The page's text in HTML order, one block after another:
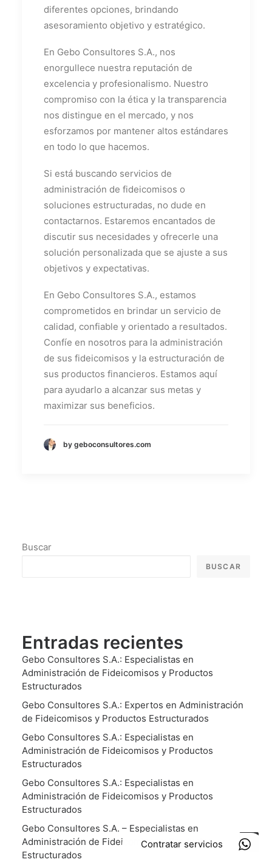
diferentes opciones, brindando
asesoramiento objetivo y estratégico.
En Gebo Consultores S.A., nos
enorgullece nuestra reputación de
excelencia y profesionalismo. Nuestro
compromiso con la ética y la transparencia
nos distingue en el mercado, y nos
esforzamos por mantener altos estándares
en todo lo que hacemos.
Si está buscando servicios de
administración de fideicomisos o
soluciones estructuradas, no dude en
contactarnos. Estaremos encantados de
discutir sus necesidades y ofrecerle una
solución personalizada que se ajuste a sus
objetivos y expectativas.
En Gebo Consultores S.A., estamos
comprometidos en brindar un servicio de
calidad, confiable y orientado a resultados.
Confíe en nosotros para la administración
de sus fideicomisos y la estructuración de
sus productos financieros. Estamos aquí
para ayudarlo a alcanzar sus metas y
maximizar sus beneficios.
by geboconsultores.com
Buscar
BUSCAR
Entradas recientes
Gebo Consultores S.A.: Especialistas en
Administración de Fideicomisos y Productos
Estructurados
Gebo Consultores S.A.: Expertos en Administración
de Fideicomisos y Productos Estructurados
Gebo Consultores S.A.: Especialistas en
Administración de Fideicomisos y Productos
Estructurados
Gebo Consultores S.A.: Especialistas en
Administración de Fideicomisos y Productos
Estructurados
Gebo Consultores S.A. – Especialistas en
Administración de Fideicomisos y Productos
Estructurados
Contratar servicios